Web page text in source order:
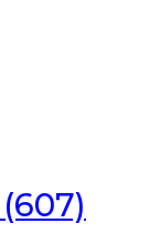
(607)